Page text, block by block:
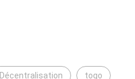
Décentralisation togo